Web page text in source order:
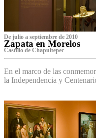
De julio a septiembre de 2010
Zapata en Morelos
Castillo de Chapultepec
En el marco de las
la Independencia y